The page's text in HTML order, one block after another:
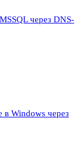
через DNS-
в Windows через